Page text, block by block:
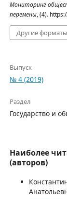
Мониторинг
перемены, (4).
Другие
Выпуск
№ 4 (2019)
Раздел
Государство и
Наиболее
(авторов)